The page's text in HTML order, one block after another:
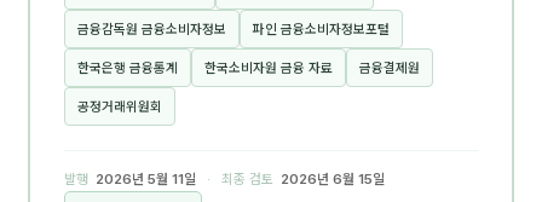
금융감독원 금융소비자정보 파인 금융소비자정보포털
한국은행 금융통계 한국소비자원 금융 자료 금융결제원
공정거래위원회
발행 2026년 5월 11일 · 최종 검토
2026년 6월 15일